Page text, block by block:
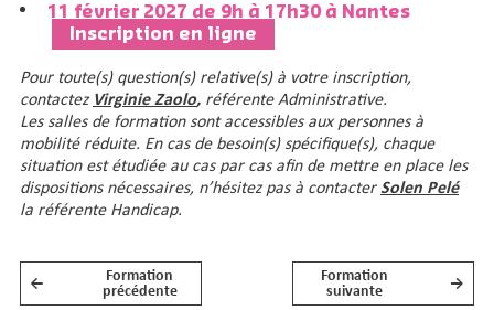
11 février 2027 de 9h à 17h30 à Nantes
Inscription en ligne
Pour toute(s) question(s) relative(s) à votre inscription,
contactez Virginie Zaolo, référente Administrative.
Les salles de formation sont accessibles aux personnes à
mobilité réduite. En cas de besoin(s) spécifique(s), chaque
situation est étudiée au cas par cas afin de mettre en place les
dispositions nécessaires, n’hésitez pas à contacter Solen Pelé
la référente Handicap.
NAVIGATION DE L’ARTICLE
←
Formation
précédente
Formation
suivante
→